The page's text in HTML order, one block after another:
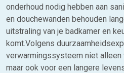
onderhoud nodig hebben aan
en douchewanden behouden
uitstraling van je badkamer en
komt.Volgens
verwarmingssysteem niet alleen
maar ook voor een langere